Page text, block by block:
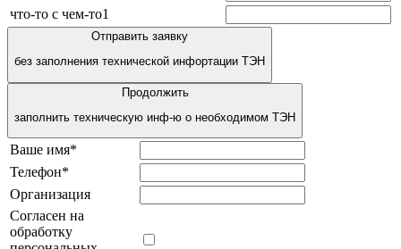
что-то с чем-то1
Отправить заявку
без заполнения технической инфортации ТЭН
Продолжить
заполнить техническую инф-ю о необходимом ТЭН
Ваше имя*
Телефон*
Организация
Согласен на
обработку